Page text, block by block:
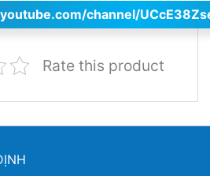
channel/
Rate this product